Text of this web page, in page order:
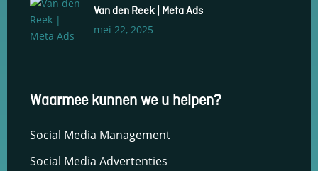
Van den Reek | Meta Ads
mei 22, 2025
Waarmee kunnen we u helpen?
Social Media Management
Social Media Advertenties